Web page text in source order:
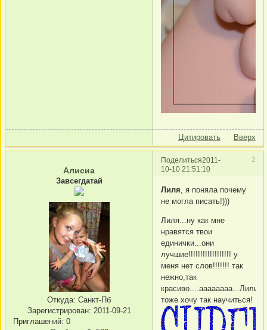
Цитировать Вверх
Поделиться 2
2011-
10-10 21:51:10
Алисиа
Завсегдатай
Откуда: Санкт-Пб
Зарегистрирован: 2011-09-21
Приглашений: 0
Лиля, я поняла почему
не могла писать!)))
Лиля...ну как мне
нравятся твои
единички...они
лучшие!!!!!!!!!!!!!!!!!! у
меня нет слов!!!!!!! так
нежно,так
тоже хочу так научиться!